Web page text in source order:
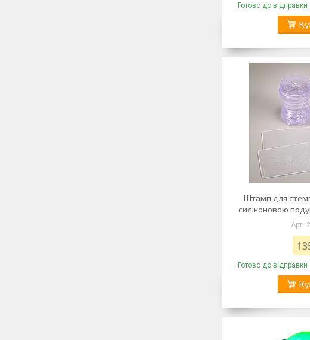
Готово до відправки
Штамп для
силіконовою
Готово до відправки